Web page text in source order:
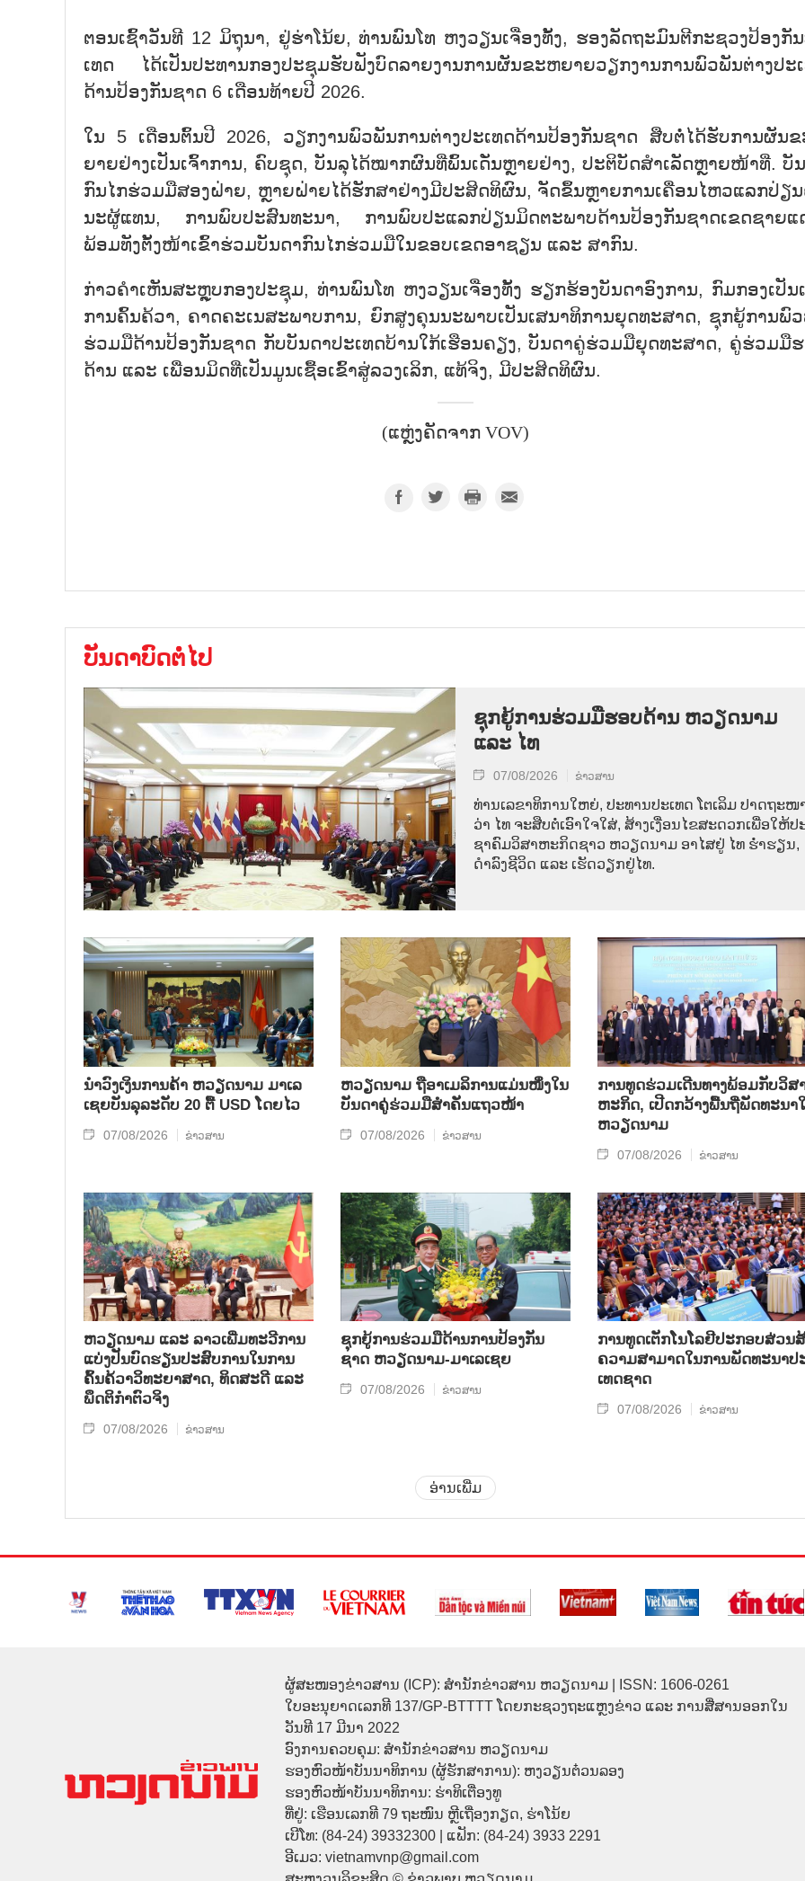
ຕອນ​ເຊົ້າ​ວັນ​ທີ 12 ມິ​ຖຸ​ນາ, ຢູ່​ຮ່າ​ໂນ້ຍ, ທ່ານ​ພົນ​ໂທ ຫງວຽນ​ເຈື່ອງ​ທັ້ງ, ຮອງ​ລັດ​ຖະ​ມົນ​ຕີ​ກະ​ຊວງ​ປ້ອງ​ກັ
ເທດ ໄດ້​ເປັນ​ປະ​ທານກອງ​ປະ​ຊຸມ​ຮັບ​ຟັງ​ບົດ​ລາຍ​ງານ​ການ​ຜັນ​ຂະ​ຫຍາຍ​ວຽກ​ງານ​ການ​ພົວ​ພັນ​ຕ່າງ​ປະ​
ດ້ານປ້ອງ​ກັນ​ຊາດ 6 ເດືອ​ນ​ທ້າຍ​ປີ 2026.
ໃນ 5 ເດືອ​ນ​ຕົ້ນ​ປີ 2026, ວຽກ​ງານພົວ​ພັນ​ການ​ຕ່າງ​ປະ​ເທດດ້ານ​ປ້ອງ​ກັນ​ຊາດ ສືບ​ຕໍ່​ໄດ້​ຮັບ​ການ​ຜັນ​
ຍາຍ​ຢ່າງ​ເປັນ​ເຈົ້າ​ການ, ຄົບ​ຊຸດ, ບັນ​ລຸ​ໄດ້​ໝາກ​ຜົນ​ທີ່​ພົ້ນ​ເດັ່ນຫຼາຍ​ຢ່າງ, ປະ​ຕິ​ບັດ​ສຳ​ເລັດຫຼາຍ​ໜ້າ​ທີ່. ບັ
ກົນ​ໄກ​ຮ່ວມ​ມື​ສອງ​ຝ່າຍ, ຫຼາຍ​ຝ່າຍ​ໄດ້​ຮັກ​ສາ​ຢ່າງ​ມີ​ປະ​ສິດ​ທິ​ຜົນ, ຈັດ​ຂຶ້ນຫຼາຍ​ການ​ເຄື່ອນ​ໄຫວ​ແລກ​ປ່ຽ
ນະ​ຜູ້​ແທນ, ການ​​ພົບ​ປະ​ສົນ​ທະ​ນາ, ການ​ພົບ​ປະ​ແລກ​ປ່ຽນ​ມິດ​ຕະ​ພາບ​ດ້ານ​ປ້ອງ​ກັນ​ຊາດ​ເຂດ​ຊາຍ​ແ
ພ້ອມ​ທັງ​ຕັ້ງ​ໜ້າ​ເຂົ້າ​ຮ່ວມ​ບັນ​ດາ​ກົນ​ໄກ​ຮ່ວມ​ມື​ໃນ​ຂອບ​ເຂດ​ອາ​ຊຽນ ແລະ ສາ​ກົນ.
ກ່າວ​ຄຳ​ເຫັນ​ສະຫຼຸບກອງ​ປະ​ຊຸມ, ທ່ານ​ພົນ​ໂທ ຫງວຽນ​ເຈື່ອງ​ທັ້ງ ຮຽກ​ຮ້ອງ​ບັນ​ດາ​ອົງ​ການ, ກົມ​ກອງເປັນ​
ການ​ຄົ້ນ​ຄ້​ວາ, ຄາດ​ຄະ​ເນ​ສະ​ພາບ​ການ, ຍົກ​ສູງ​ຄຸນ​ນະ​ພາບ​ເປັນ​ເສ​ນາ​ທິ​ການ​ຍຸດ​ທະ​ສາດ, ຊຸກ​ຍູ້​ການ​ພົ
ຮ່ວມ​ມື​ດ້ານ​ປ້ອງ​ກັນ​ຊາດ ກັບ​ບັນ​ດາ​ປະ​ເທດ​ບ້ານ​ໃກ້​ເຮືອນ​ຄຽງ, ບັນ​ດາ​ຄູ່​ຮ່ວ​ມ​ມື​ຍຸດ​ທະ​ສາດ, ຄູ່​ຮ່ວມ​ມື​
ດ້ານ ແລະ ເພື່ອນ​ມິດ​ທີ່​ເປັນ​ມູນ​ເຊື້ອ​ເຂົ້າ​ສູ່​ລວງ​ເລິກ, ແທ້​ຈິງ, ມີ​ປະ​ສິດ​ທິ​ຜົນ.
(ແຫຼ່ງຄັດຈາກ VOV)
ບັນດາບົດຕໍ່ໄປ
ຊຸກຍູ້ການຮ່ວມມືຮອບດ້ານ ຫວຽດນາມ
ແລະ ໄທ
07/08/2026 ຂ່າວສານ
ທ່ານ​ເລ​ຂາ​ທິ​ການ​ໃຫຍ່, ປະ​ທານ​ປະ​ເທດ ໂຕ​ເລິມ ປາດ​ຖະ​ໜ
ວ່າ ໄທ​ ຈະ​ສືບ​ຕໍ່​ເອົາ​ໃຈ​ໃສ່, ສ້າງ​ເງື່ອນ​ໄຂ​ສະ​ດວກ​ເພື່ອ​ໃຫ້​ປ
ຊາ​ຄົມ​ວ​ິ​ສາ​ຫະ​ກິດ​ຊາວ ຫວຽດ​ນາມ ອາ​ໄສ​ຢູ່ ໄທ ຮ່ຳ​ຮຽນ,
ດຳ​ລົງ​ຊີ​ວິດ ແລະ ເຮັດ​ວຽກ​ຢູ່​ໄທ.
ນຳ​ວົງ​ເງິນ​ການ​ຄ້າ ຫວຽດ​ນາມ ມາ​ເລ​
ເຊຍ​ບັນ​ລຸ​ລະ​ດັບ 20 ຕື້ USD ໂດຍ​ໄວ
07/08/2026 ຂ່າວສານ
ຫ​ວຽດ​ນາມ ຖື​ອາ​ເມ​ລິ​ການ​ແມ່ນ​ໜຶ່ງ​ໃນ​
ບັນ​ດາ​ຄູ່​ຮ່ວມ​ມື​ສຳ​ຄັນ​ແຖວ​ໜ້າ
07/08/2026 ຂ່າວສານ
ການ​ທູດ​ຮ່ວມ​ເດີນ​ທາງ​ພ້ອມກັບ​ວິ​ສ
ຫະ​ກ​ິດ, ເປີດກວ້າງ​ພື້ນ​ຖີ່​ພັດ​ທະ​ນາ​
ຫວຽດ​ນາມ
07/08/2026 ຂ່າວສານ
ຫວຽດ​ນາມ ແລະ ລາວ​ເພີ່ມ​ທະ​ວີ​ການ​
ແບ່​ງ​ປັນ​ບົດ​ຮຽນ​ປະ​ສົບ​ການ​ໃນ​ການ​
ຄົ້ນ​ຄ້​ວາ​ວິ​ທະ​ຍາ​ສາດ, ທິດ​ສະ​ດີ ແລະ
ພຶດ​ຕິ​ກຳຕົວ​ຈິງ
07/08/2026 ຂ່າວສານ
ຊຸກ​ຍູ້​ການ​ຮ່ວມ​ມື​ດ້ານ​ການ​ປ້ອງ​ກັນ​
ຊາດ ຫວຽດ​ນາມ-ມາ​ເລ​ເຊຍ
07/08/2026 ຂ່າວສານ
ການ​ທູດ​ເຕັກ​ໂນ​ໂລ​ຢີ​ປະ​ກອບ​ສ່ວນ​
ຄວາມ​ສາ​ມາດ​ໃນ​ການ​ພັດ​ທະ​ນາ​ປ
ເທດ​ຊາດ
07/08/2026 ຂ່າວສານ
ອ່ານເພີ່ມ
ຜູ້ສະໜອງຂ່າວສານ (ICP): ສຳນັກຂ່າວສານ ຫວຽດນາມ | ISSN: 1606-0261
ໃບອະນຸຍາດເລກທີ 137/GP-BTTTT ໂດຍກະຊວງຖະແຫຼງຂ່າວ ແລະ ການສື່ສານອອກໃນ
ວັນທີ 17 ມີນາ 2022
ອົງການຄວບຄຸມ: ສຳນັກຂ່າວສານ ຫວຽດນາມ
ຮອງຫົວໜ້າບັນນາທິການ (ຜູ້ຮັກສາການ): ຫງວຽນຕ໋ວນລອງ
ຮອງຫົວໜ້າບັນນາທິການ: ຮ່າທິເຕື່ອງທູ
ທີ່ຢູ່: ເຮືອນເລກທີ 79 ຖະໜົນ ຫຼີເຖື່ອງກຽດ, ຮ່າໂນ້ຍ
ເບີໂທ: (84-24) 39332300 | ແຟັກ: (84-24) 3933 2291
ອີເມວ: vietnamvnp@gmail.com